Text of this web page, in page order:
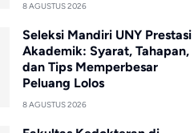
8 AGUSTUS 2026
Seleksi Mandiri UNY Prestasi
Akademik: Syarat, Tahapan,
dan Tips Memperbesar
Peluang Lolos
8 AGUSTUS 2026